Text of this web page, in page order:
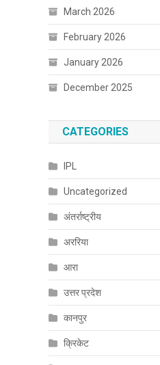
March 2026
February 2026
January 2026
December 2025
CATEGORIES
IPL
Uncategorized
अंतर्राष्ट्रीय
अररिया
आरा
उत्तर प्रदेश
कानपुर
क्रिकेट